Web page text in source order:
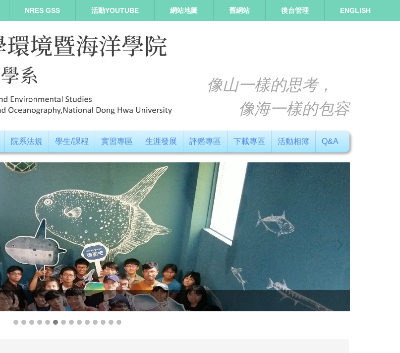
NRES GSS 活動YOUTUBE 網站地圖 舊網站 後台管理 ENGLISH
像山一樣的思考，
像海一樣的包容
院系法規 學生/課程 實習專區 生涯發展 評鑑專區 下載專區 活動相簿 Q&A